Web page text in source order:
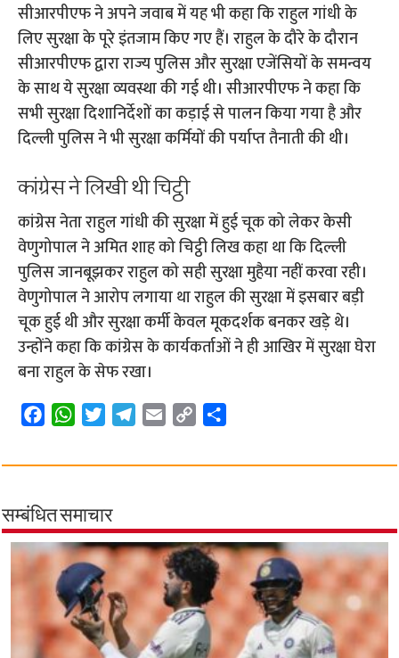
सीआरपीएफ ने अपने जवाब में यह भी कहा कि राहुल गांधी के
लिए सुरक्षा के पूरे इंतजाम किए गए हैं। राहुल के दौरे के दौरान
सीआरपीएफ द्वारा राज्य पुलिस और सुरक्षा एजेंसियों के समन्वय
के साथ ये सुरक्षा व्यवस्था की गई थी। सीआरपीएफ ने कहा कि
सभी सुरक्षा दिशानिर्देशों का कड़ाई से पालन किया गया है और
दिल्ली पुलिस ने भी सुरक्षा कर्मियों की पर्याप्त तैनाती की थी।
कांग्रेस ने लिखी थी चिट्ठी
कांग्रेस नेता राहुल गांधी की सुरक्षा में हुई चूक को लेकर केसी
वेणुगोपाल ने अमित शाह को चिट्ठी लिख कहा था कि दिल्ली
पुलिस जानबूझकर राहुल को सही सुरक्षा मुहैया नहीं करवा रही।
वेणुगोपाल ने आरोप लगाया था राहुल की सुरक्षा में इसबार बड़ी
चूक हुई थी और सुरक्षा कर्मी केवल मूकदर्शक बनकर खड़े थे।
उन्होंने कहा कि कांग्रेस के कार्यकर्ताओं ने ही आखिर में सुरक्षा घेरा
बना राहुल के सेफ रखा।
c
b
o
o
W
a
s
A
p
p
i
t
e
r
l
r
a
m
a
p
i
n
k
a
सम्बंधित समाचार